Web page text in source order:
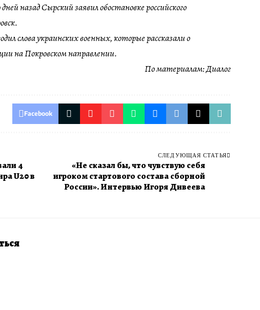
назад Сырский заявил обостановке российского
слова украинских военных, которые рассказали о
на Покровском направлении.
По материалам:Диалог
Facebook
4
U20 в
СЛЕДУЮЩАЯ СТАТЬЯ
«Не сказал бы, что чувствую себя
игроком стартового состава сборной
России». Интервью Игоря Дивеева